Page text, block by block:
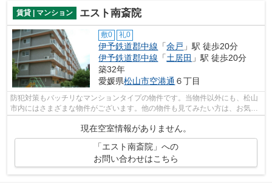
賃貸 | マンション エスト南斎院
敷0 礼0
伊予鉄道郡中線 「余戸 」駅 徒歩20分
伊予鉄道郡中線 「土居田 」駅 徒歩20分
築32年
愛媛県松山市空港通 ６丁目
防犯対策もバッチリなマンションタイプの物件です。当物件以外にも、松山
市内にはさまざまな物件がございます。他の物件も見てみたい方は、お気軽
現在空室情報がありません。
「エスト南斎院」への
お問い合わせはこちら